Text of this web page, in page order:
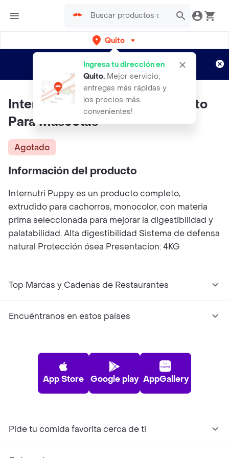
Quito
Ingresa tu dirección en
Quito. Mejor servicio,
entregas más rápidas y
los precios más
convenientes!
envíos gratis por semanas
Aplican TyC
Internutri Cachorro 4kg Alimento
Para Mascotas
Agotado
Información del producto
Internutri Puppy es un producto completo,
extrudido para cachorros, monocolor, con materia
prima seleccionada para mejorar la digestibilidad y
palatabilidad. Alta digestibilidad Sistema de defensa
natural Protección ósea Presentacion: 4KG
Top Marcas y Cadenas de Restaurantes
Encuéntranos en estos países
App Store Google play AppGallery
Pide tu comida favorita cerca de ti